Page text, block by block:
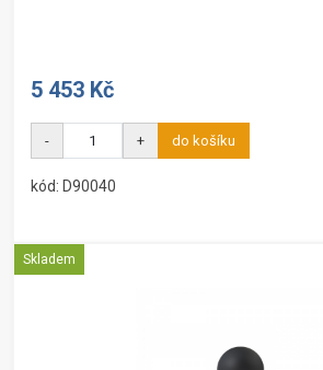
5 453 Kč
- + do košíku
kód: D90040
Skladem